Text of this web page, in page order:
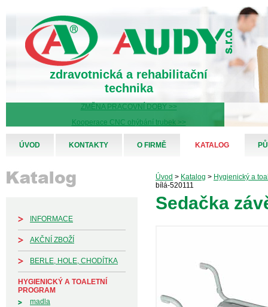
ÚVOD KONTAKTY O FIRMĚ KATALOG
Úvod > Katalog > Hygienický a
bílá-520111
Sedačka
INFORMACE
AKČNÍ ZBOŽÍ
BERLE, HOLE, CHODÍTKA
HYGIENICKÝ A TOALETNÍ
PROGRAM
madla
zdravotnická a rehabilitační
technika
ZMĚNA PRACOVNÍ DOBY >>
Kooperace CNC ohýbání trubek >>